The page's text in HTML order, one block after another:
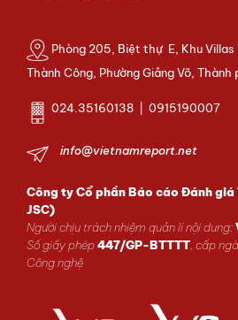
Phòng 205, Biệt thự E, Khu Villas
Thành Công, Phường Giảng Võ, Thành
024.35160138 | 0915190007
info@vietnamreport.net
Công ty Cổ phần Báo cáo Đánh
JSC)
Người chịu trách nhiệm quản lí nội dung:
Số giấy phép447/GP-BTTTT, cấp
Công nghệ